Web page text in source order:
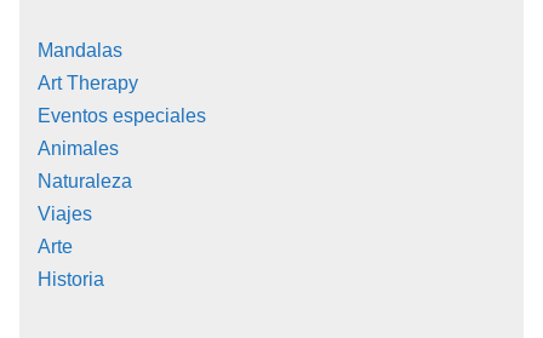
Mandalas
Art Therapy
Eventos especiales
Animales
Naturaleza
Viajes
Arte
Historia